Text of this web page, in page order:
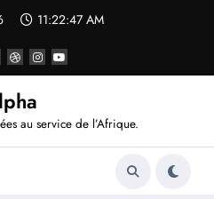
11:22:47 AM
au service de l’Afrique.